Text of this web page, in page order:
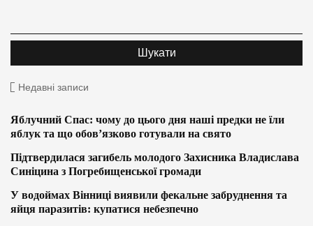
Недавні записи
Яблучний Спас: чому до цього дня наші предки не їли
яблук та що обов’язково готували на свято
Підтвердилася загибель молодого Захисника Владислава
Синіцина з Погребищенської громади
У водоймах Вінниці виявили фекальне забруднення та
яйця паразитів: купатися небезпечно